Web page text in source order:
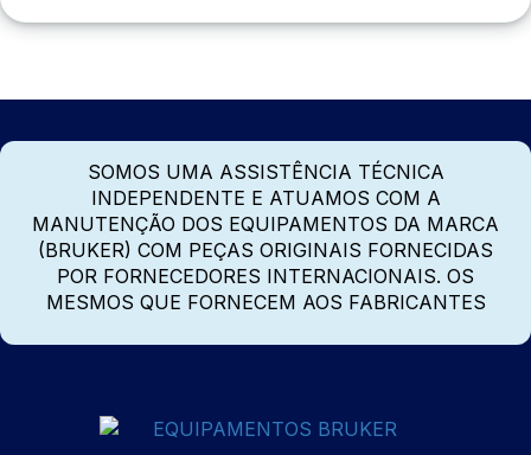
SOMOS UMA ASSISTÊNCIA TÉCNICA
INDEPENDENTE E ATUAMOS COM A
MANUTENÇÃO DOS EQUIPAMENTOS DA MARCA
(BRUKER) COM PEÇAS ORIGINAIS FORNECIDAS
POR FORNECEDORES INTERNACIONAIS. OS
MESMOS QUE FORNECEM AOS FABRICANTES